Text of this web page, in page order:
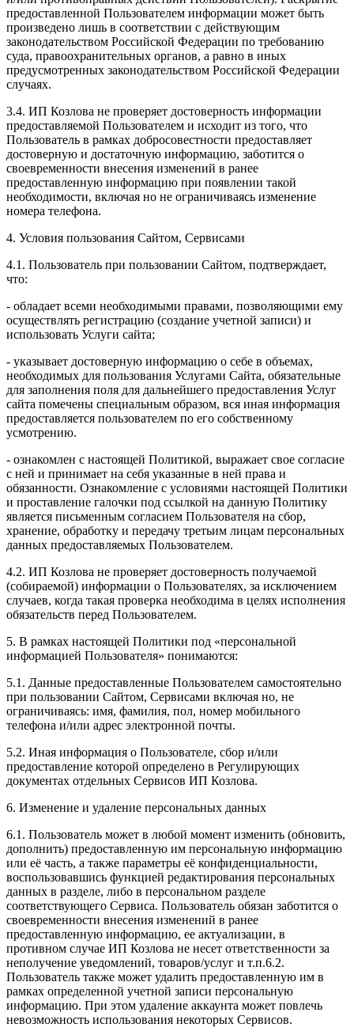
предоставленной Пользователем информации может быть
произведено лишь в соответствии с действующим
законодательством Российской Федерации по требованию
суда, правоохранительных органов, а равно в иных
предусмотренных законодательством Российской Федерации
случаях.
3.4. ИП Козлова не проверяет достоверность информации
предоставляемой Пользователем и исходит из того, что
Пользователь в рамках добросовестности предоставляет
достоверную и достаточную информацию, заботится о
своевременности внесения изменений в ранее
предоставленную информацию при появлении такой
необходимости, включая но не ограничиваясь изменение
номера телефона.
4. Условия пользования Сайтом, Сервисами
4.1. Пользователь при пользовании Сайтом, подтверждает,
что:
- обладает всеми необходимыми правами, позволяющими ему
осуществлять регистрацию (создание учетной записи) и
использовать Услуги сайта;
- указывает достоверную информацию о себе в объемах,
необходимых для пользования Услугами Сайта, обязательные
для заполнения поля для дальнейшего предоставления Услуг
сайта помечены специальным образом, вся иная информация
предоставляется пользователем по его собственному
усмотрению.
- ознакомлен с настоящей Политикой, выражает свое согласие
с ней и принимает на себя указанные в ней права и
обязанности. Ознакомление с условиями настоящей Политики
и проставление галочки под ссылкой на данную Политику
является письменным согласием Пользователя на сбор,
хранение, обработку и передачу третьим лицам персональных
данных предоставляемых Пользователем.
4.2. ИП Козлова не проверяет достоверность получаемой
(собираемой) информации о Пользователях, за исключением
случаев, когда такая проверка необходима в целях исполнения
обязательств перед Пользователем.
5. В рамках настоящей Политики под «персональной
информацией Пользователя» понимаются:
5.1. Данные предоставленные Пользователем самостоятельно
при пользовании Сайтом, Сервисами включая но, не
ограничиваясь: имя, фамилия, пол, номер мобильного
телефона и/или адрес электронной почты.
5.2. Иная информация о Пользователе, сбор и/или
предоставление которой определено в Регулирующих
документах отдельных Сервисов ИП Козлова.
6. Изменение и удаление персональных данных
6.1. Пользователь может в любой момент изменить (обновить,
дополнить) предоставленную им персональную информацию
или её часть, а также параметры её конфиденциальности,
воспользовавшись функцией редактирования персональных
данных в разделе, либо в персональном разделе
соответствующего Сервиса. Пользователь обязан заботится о
своевременности внесения изменений в ранее
предоставленную информацию, ее актуализации, в
противном случае ИП Козлова не несет ответственности за
неполучение уведомлений, товаров/услуг и т.п.6.2.
Пользователь также может удалить предоставленную им в
рамках определенной учетной записи персональную
информацию. При этом удаление аккаунта может повлечь
невозможность использования некоторых Сервисов.